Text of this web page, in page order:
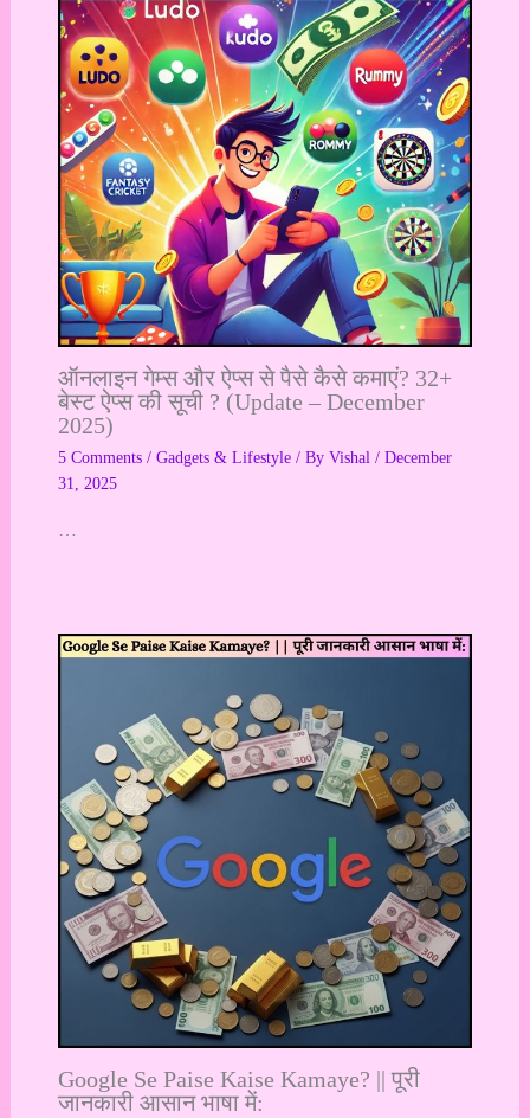
ऑनलाइन गेम्स और ऐप्स से पैसे कैसे कमाएं? 32+
बेस्ट ऐप्स की सूची ? (Update – December
2025)
5 Comments / Gadgets & Lifestyle/ By Vishal / December
31, 2025
…
Google Se Paise Kaise Kamaye? || पूरी
जानकारी आसान भाषा में: